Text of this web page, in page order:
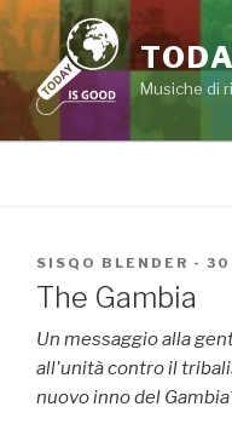
Salta
contenuto
Musiche di
SISQO BLENDER - 30
The Gambia
Un messaggio alla
all'unità contro il
nuovo inno del